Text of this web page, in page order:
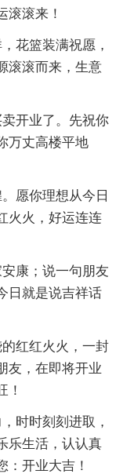
滚滚来！
花篮装满祝愿，
滚滚而来，生意
开业了。先祝你
万丈高楼平地
愿你理想从今日
火火，好运连连
康；说一句朋友
日就是说吉祥话
红红火火，一封
友，在即将开业
！
时时刻刻进取，
乐生活，认认真
：开业大吉！